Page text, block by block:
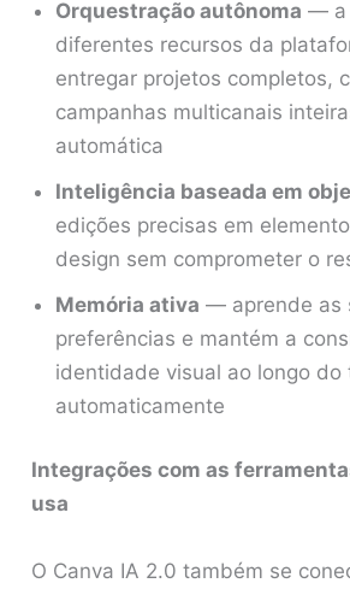
Orquestração autônoma — a
diferentes recursos da
entregar projetos completos,
campanhas multicanais
automática
Inteligência baseada em
edições precisas em
design sem comprometer o
Memória ativa — aprende as
preferências e mantém a
identidade visual ao longo do
automaticamente
Integrações com as
usa
O Canva IA 2.0 também se